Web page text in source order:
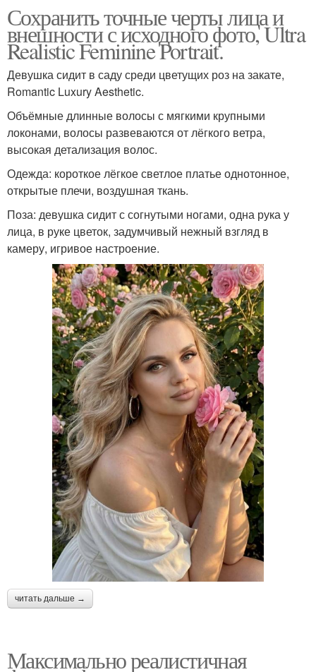
Сохранить точные черты лица и
внешности с исходного фото, Ultra
Realistic Feminine Portrait.
Девушка сидит в саду среди цветущих роз на закате,
Romantic Luxury Aesthetic.
Объёмные длинные волосы с мягкими крупными
локонами, волосы развеваются от лёгкого ветра,
высокая детализация волос.
Одежда: короткое лёгкое светлое платье однотонное,
открытые плечи, воздушная ткань.
Поза: девушка сидит с согнутыми ногами, одна рука у
лица, в руке цветок, задумчивый нежный взгляд в
камеру, игривое настроение.
читать дальше →
Максимально реалистичная